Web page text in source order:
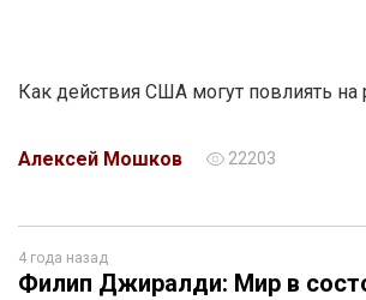
Как действия США могут повлиять
Алексей Мошков 22203
4 года назад
Филип Джиралди: Мир в